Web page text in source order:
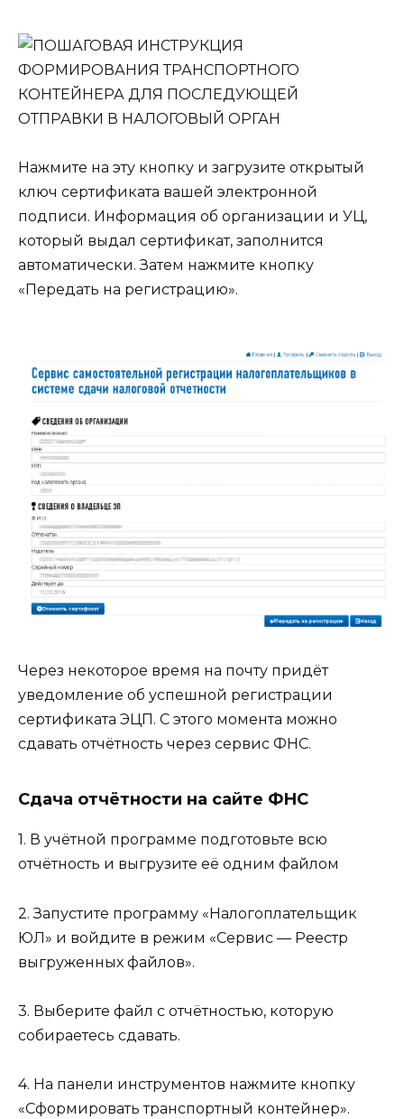
Нажмите на эту кнопку и загрузите открытый
ключ сертификата вашей электронной
подписи. Информация об организации и УЦ,
который выдал сертификат, заполнится
автоматически. Затем нажмите кнопку
«Передать на регистрацию».
Через некоторое время на почту придёт
уведомление об успешной регистрации
сертификата ЭЦП. С этого момента можно
сдавать отчётность через сервис ФНС.
Сдача отчётности на сайте ФНС
1. В учётной программе подготовьте всю
отчётность и выгрузите её одним файлом
2. Запустите программу «Налогоплательщик
ЮЛ» и войдите в режим «Сервис — Реестр
выгруженных файлов».
3. Выберите файл с отчётностью, которую
собираетесь сдавать.
4. На панели инструментов нажмите кнопку
«Сформировать транспортный контейнер».